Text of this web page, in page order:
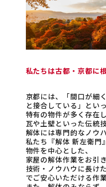
私たちは古都・京都に
京都には、「間口が細
と接合している」とい
特有の物件が多く存在し
瓦や土壁といった伝統
解体には専門的なノウ
私たち『解体 新左衛門
物件を中心とした、
家屋の解体作業をお引
技術・ノウハウに長け
でご安心いただける作